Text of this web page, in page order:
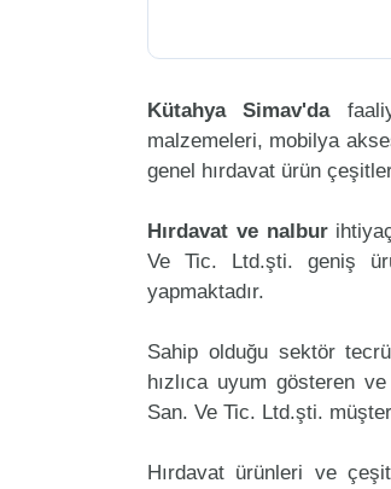
Kütahya Simav'da
malzemeleri, mobilya
genel hırdavat ürün
Hırdavat ve nalbur
Ve Tic. Ltd.şti. geniş
yapmaktadır.
Sahip olduğu sektör
hızlıca uyum gösteren
San. Ve Tic. Ltd.şti.
Hırdavat ürünleri ve